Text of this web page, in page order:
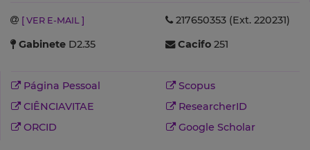
[ VER E-MAIL ]
217650353 (Ext. 220231)
Gabinete D2.35 Cacifo 251
Página Pessoal
Scopus
CIÊNCIAVITAE
ResearcherID
ORCID
Google Scholar